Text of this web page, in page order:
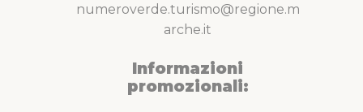
numeroverde.turismo@regione.m
arche.it
Informazioni
promozionali: